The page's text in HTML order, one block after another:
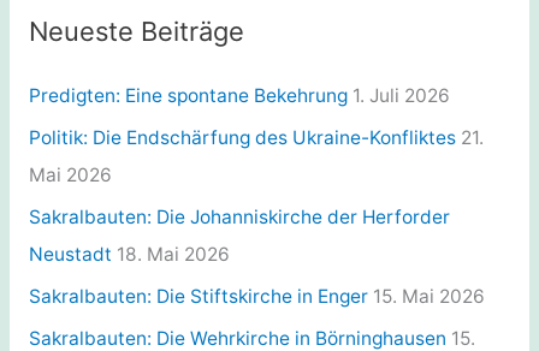
g
r
i
e
n
Neueste Beiträge
Predigten: Eine spontane Bekehrung 1. Juli 2026
Politik: Die Endschärfung des Ukraine-Konfliktes 21.
Mai 2026
Sakralbauten: Die Johanniskirche der Herforder
Neustadt 18. Mai 2026
Sakralbauten: Die Stiftskirche in Enger 15. Mai 2026
Sakralbauten: Die Wehrkirche in Börninghausen 15.